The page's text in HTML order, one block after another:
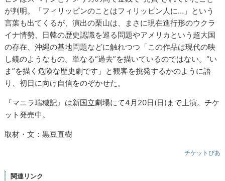
が判明。「フィリッピンのことはフィリッピン人に…」という
言葉も出てくるが、演出の栗山は、まさに現在進行形のウクラ
イナ情勢、日韓の歴史認識を巡る問題やアメリカという超大国
の存在、沖縄の基地問題などに触れつつ「この作品は現代の映
し鏡のようなもの。単なる“過去”を描いているのではない。“い
ま”を描く危険な歴史劇です」と観客を挑発するかのように語
り、初日に向け自信をのぞかせた。
『マニラ瑞穂記』は新国立劇場にて4月20日(日)まで上演。チケ
ット発売中。
取材・文：黒豆直樹
チケットぴあ
関連リンク